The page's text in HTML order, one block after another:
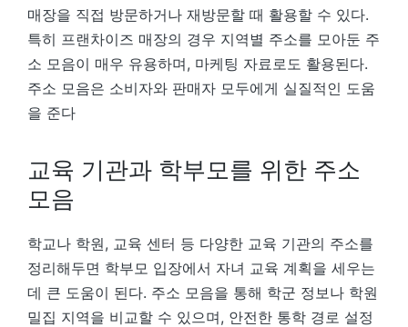
매장을 직접 방문하거나 재방문할 때 활용할 수 있다.
특히 프랜차이즈 매장의 경우 지역별 주소를 모아둔 주
소 모음이 매우 유용하며, 마케팅 자료로도 활용된다.
주소 모음은 소비자와 판매자 모두에게 실질적인 도움
을 준다
교육 기관과 학부모를 위한 주소
모음
학교나 학원, 교육 센터 등 다양한 교육 기관의 주소를
정리해두면 학부모 입장에서 자녀 교육 계획을 세우는
데 큰 도움이 된다. 주소 모음을 통해 학군 정보나 학원
밀집 지역을 비교할 수 있으며, 안전한 통학 경로 설정